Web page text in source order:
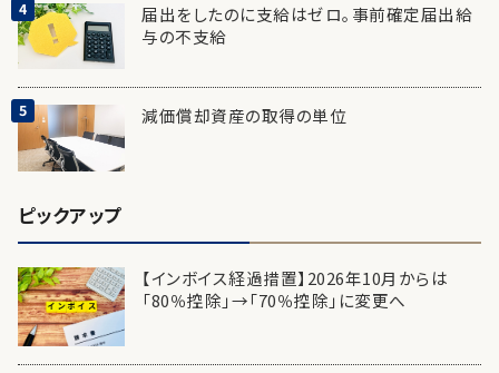
届出をしたのに支給はゼロ。事前確定届出給
与の不支給
減価償却資産の取得の単位
ピックアップ
【インボイス経過措置】2026年10月からは
「80％控除」→「70％控除」に変更へ